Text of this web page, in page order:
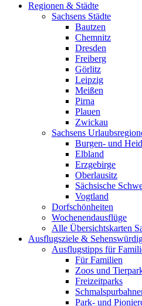
Regionen & Städte
Sachsens Städte
Bautzen
Chemnitz
Dresden
Freiberg
Görlitz
Leipzig
Meißen
Pirna
Plauen
Zwickau
Sachsens
Burgen- und
Elbland
Erzgebirge
Oberlausitz
Sächsische
Vogtland
Dorfschönheiten
Wochenendausflüge
Alle Übersichtskarten
Ausflugsziele &
Ausflugstipps für
Für Familien
Zoos und
Freizeitparks
Park- und